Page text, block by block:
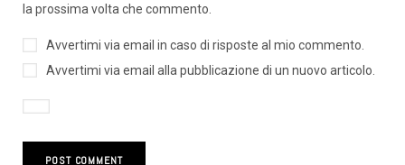
la prossima volta che commento.
Avvertimi via email in caso di risposte al mio commento.
Avvertimi via email alla pubblicazione di un nuovo articolo.